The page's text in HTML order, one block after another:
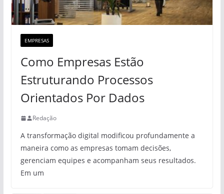
EMPRESAS
Como Empresas Estão
Estruturando Processos
Orientados Por Dados
Redação
A transformação digital modificou profundamente a
maneira como as empresas tomam decisões,
gerenciam equipes e acompanham seus resultados.
Em um